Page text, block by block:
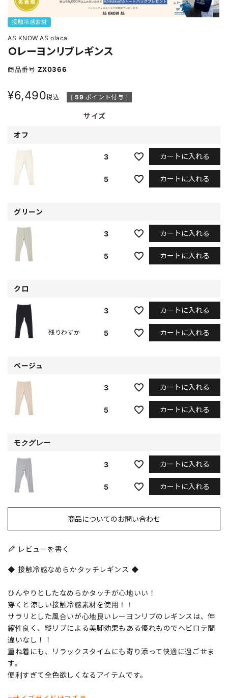
接触冷感素材
AS KNOW AS olaca
Ｏレーヨンリブレギンス
商品番号 ZX0366
¥6,490税込 [ 59 ポイント付与 ]
サイズ
オフ
3 カートに入れる
5 カートに入れる
グリーン
3 カートに入れる
5 カートに入れる
クロ
3 カートに入れる
5
残りわずか カートに入れる
ベージュ
3 カートに入れる
5 カートに入れる
モクグレー
3 カートに入れる
5 カートに入れる
商品についてのお問い合わせ
レビューを書く
◆ 接触冷感なめらかタッチレギンス ◆
ひんやりとしたなめらかタッチが心地いい！
穿くと涼しい接触冷感素材を使用！！
サラリとした風合いが心地良いレーヨンリブのレギンスは、伸
縮性良く、縦リブによる美脚効果もある優れものでヘビロテ間
違いなし！！
重ね着にも、リラックスタイムにも寄り添って快適に過ごせま
す。
便利すぎて全色欲しくなるアイテムです。